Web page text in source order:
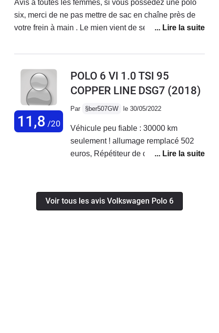
cette Polo que j'aurais gardée 3ans et
demi (50 000km). Je repars donc sur
une nouvelle Polo 6 Facelift (2023)
prise en charge et de toute
participation de la part de Volkswagen
plus du tout fiable ??A SOULIGNER
désagréable du Service Clients !!
Avis à toutes les femmes, si vous possédez une polo
six, merci de ne pas mettre de sac en chaîne près de
votre frein à main . Le mien vient de se bloquer et l’a
pour le reste, je vous conseille la Polo 6 l’Apple car
atout pour votre voiture Vous pouvez prendre la route
en toute autonomie, direction l’Espagne
11,8 /20
POLO 6 VI 1.0 TSI 95
COPPER LINE DSG7 (2018)
Par §ber507GW le 30/05/2022
Véhicule peu fiable : 30000 km
seulement ! allumage remplacé 502
euros, Répétiteur de clignotant gauche
trouve en position "P" RV dans un
atelier. Justement la concession VW
Voir tous les avis Volkswagen Polo 6